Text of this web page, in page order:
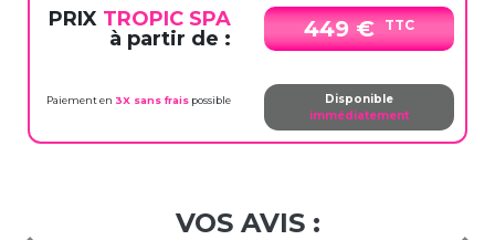
PRIX TROPIC SPA
à partir de :
449 € TTC
Paiement en 3X sans frais possible
Disponible
immédiatement
VOS AVIS :